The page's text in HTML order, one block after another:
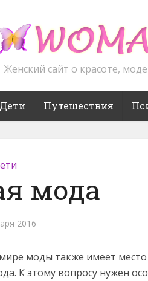
Женский сайт о красоте,
Дети Путешествия
мода
2016
моды также имеет место
К этому вопросу нужен